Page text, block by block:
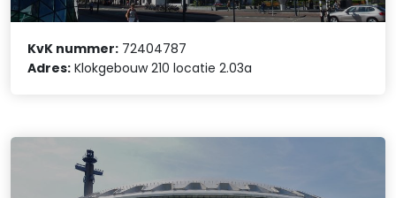
KvK nummer: 72404787
Adres: Klokgebouw 210 locatie 2.03a